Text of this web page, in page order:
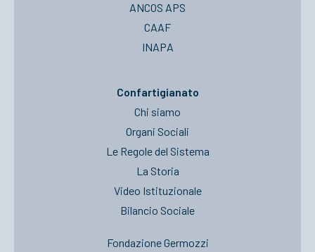
ANCOS APS
CAAF
INAPA
Confartigianato
Chi siamo
Organi Sociali
Le Regole del Sistema
La Storia
Video Istituzionale
Bilancio Sociale
Fondazione Germozzi